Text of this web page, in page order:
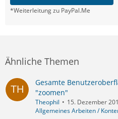
*Weiterleitung zu PayPal.Me
Ähnliche Themen
Gesamte
"zoomen"
Theophil
15. Dezember
Allgemeines Arbeiten /